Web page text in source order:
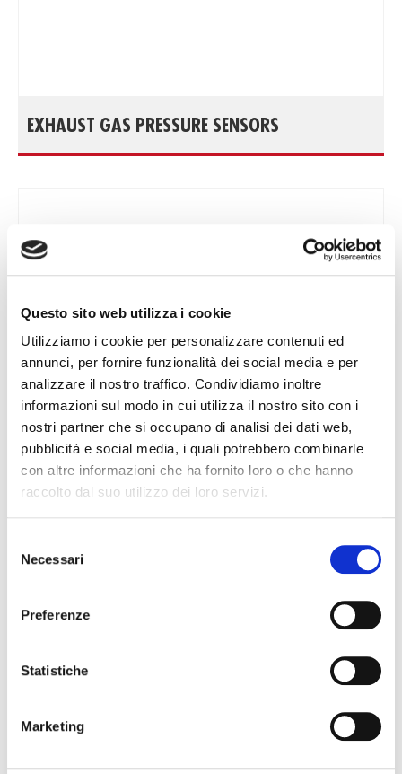
Questo sito web utilizza i cookie
Utilizziamo i cookie per personalizzare contenuti ed
annunci, per fornire funzionalità dei social media e per
analizzare il nostro traffico. Condividiamo inoltre
informazioni sul modo in cui utilizza il nostro sito con i
nostri partner che si occupano di analisi dei dati web,
pubblicità e social media, i quali potrebbero combinarle
con altre informazioni che ha fornito loro o che hanno
raccolto dal suo utilizzo dei loro servizi.
delNecessari
Preferenze
Statistiche
Marketing
EXHAUST GAS PRESSURE SENSORS
FUEL PRE-SUPPLY PUMPS